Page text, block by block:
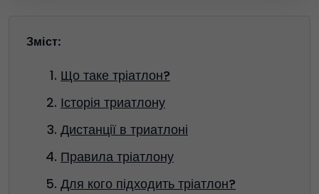
Зміст:
Що таке тріатлон?
Історія триатлону
Дистанції в триатлоні
Правила тріатлону
Для кого підходить тріатлон?